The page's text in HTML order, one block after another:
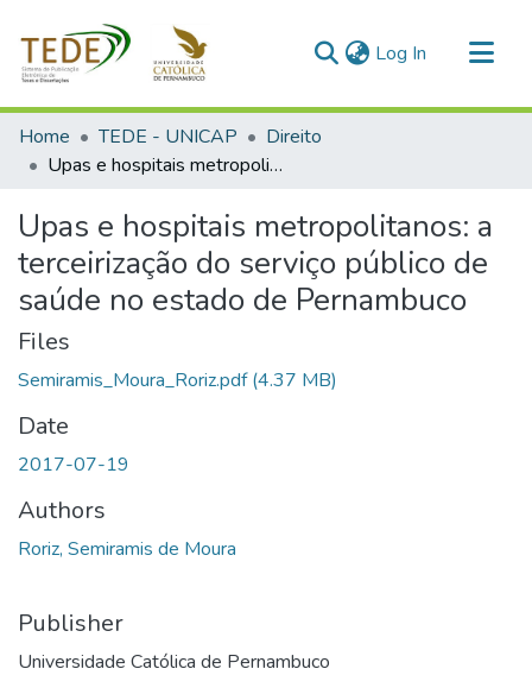
Log In (current)
Communities & Collections
All of DSpace
Home TEDE - UNICAP
Direito
Upas e hospitais metropolitanos: a terceirização do serviço público de saúde no estado de Pernambuco
Upas e hospitais metropolitanos: a
terceirização do serviço público de
saúde no estado de Pernambuco
Files
Semiramis_Moura_Roriz.pdf(4.37 MB)
Date
2017-07-19
Authors
Roriz, Semiramis de Moura
Publisher
Universidade Católica de Pernambuco